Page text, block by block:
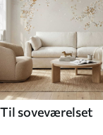
Til soveværelset